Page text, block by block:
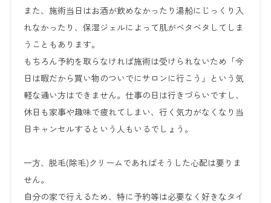
また、施術当日はお酒が飲めなかったり湯船にじっくり入
れなかったり、保湿ジェルによって肌がベタベタしてしま
うこともあります。
もちろん予約を取らなければ施術は受けられないため「今
日は暇だから買い物のついでにサロンに行こう」という気
軽な通い方はできません。仕事の日は行きづらいですし、
休日も家事や趣味で疲れてしまい、行く気力がなくなり当
日キャンセルするという人もいるでしょう。
一方、脱毛(除毛)クリームであればそうした心配は要りま
せん。
自分の家で行えるため、特に予約等は必要なく好きなタイ